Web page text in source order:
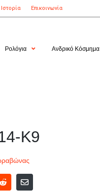
Ιστορία Επικοινωνία
Ρολόγια Ανδρικό Κόσμημα
Κ9